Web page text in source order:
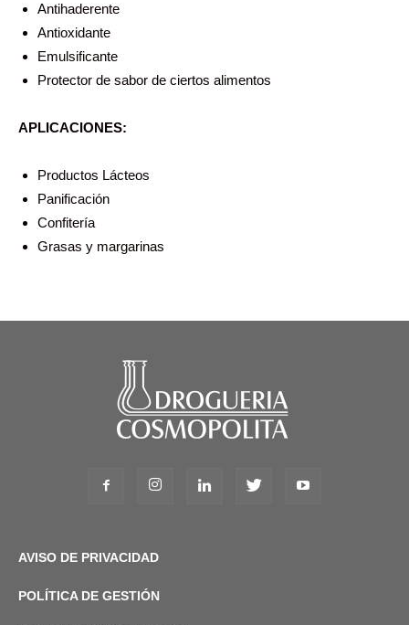
Antihaderente
Antioxidante
Emulsificante
Protector de sabor de ciertos alimentos
APLICACIONES:
Productos Lácteos
Panificación
Confitería
Grasas y margarinas
AVISO DE PRIVACIDAD
POLÍTICA DE GESTIÓN